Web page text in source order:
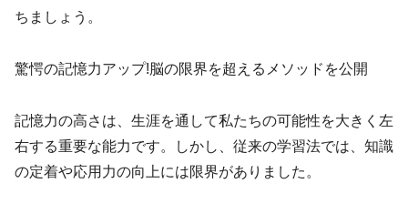
ちましょう。
驚愕の記憶力アップ!脳の限界を超えるメソッドを公開
記憶力の高さは、生涯を通して私たちの可能性を大きく左
右する重要な能力です。しかし、従来の学習法では、知識
の定着や応用力の向上には限界がありました。